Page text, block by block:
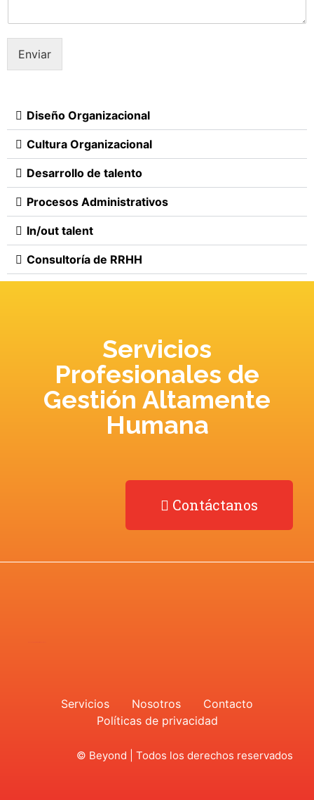
Enviar
Diseño Organizacional
Cultura Organizacional
Desarrollo de talento
Procesos Administrativos
In/out talent
Consultoría de RRHH
Servicios
Profesionales de
Gestión Altamente
Humana
Contáctanos
Servicios Nosotros
Contacto
Políticas de privacidad
© Beyond | Todos los derechos reservados